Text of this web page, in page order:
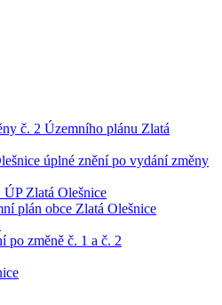
č. 2 Územního plánu Zlatá
úplné znění po vydání změny
ÚP Zlatá Olešnice
plán obce Zlatá Olešnice
po změně č. 1 a č. 2